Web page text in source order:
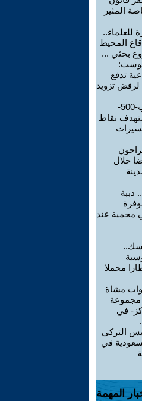
المثير
للعلماء..
المحيط
بحثي ...
تدفع
لرفض تزويد
قنابل -فاب-500-
نقاط
خلال
دببة
محمية عند
محملا
مشاة
مجموعة
في
التركي
في
المهمة